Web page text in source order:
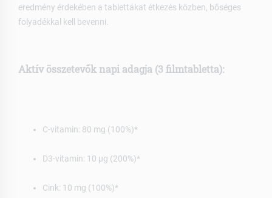
eredmény érdekében a tablettákat étkezés közben, bőséges
folyadékkal kell bevenni.
Aktív összetevők napi adagja (3 filmtabletta):
C-vitamin: 80 mg (100%)*
D3-vitamin: 10 µg (200%)*
Cink: 10 mg (100%)*